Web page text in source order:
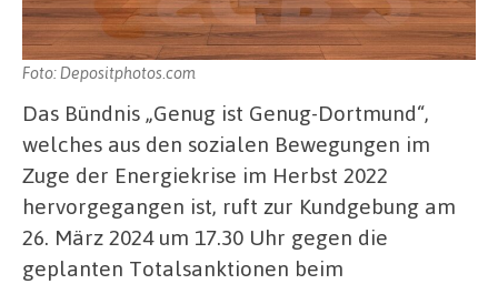
Foto: Depositphotos.com
Das Bündnis „Genug ist Genug-Dortmund“,
welches aus den sozialen Bewegungen im
Zuge der Energiekrise im Herbst 2022
hervorgegangen ist, ruft zur Kundgebung am
26. März 2024 um 17.30 Uhr gegen die
geplanten Totalsanktionen beim